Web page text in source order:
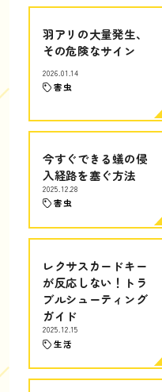
羽アリの大量発生、
その危険なサイン
2026.01.14
害虫
今すぐできる蟻の侵
入経路を塞ぐ方法
2025.12.28
害虫
レクサスカードキー
が反応しない！トラ
ブルシューティング
ガイド
2025.12.15
生活